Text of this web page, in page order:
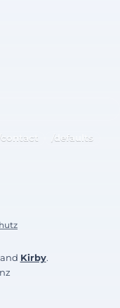
/contact
/defaults
Kirby.